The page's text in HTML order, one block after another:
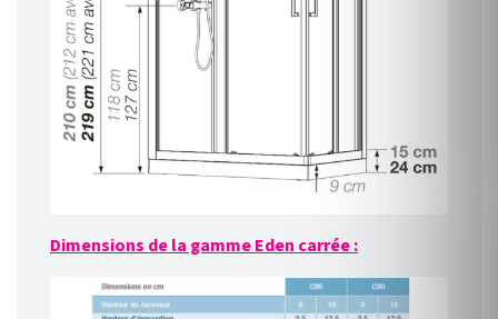
Dimensions de la gamme Eden carrée :